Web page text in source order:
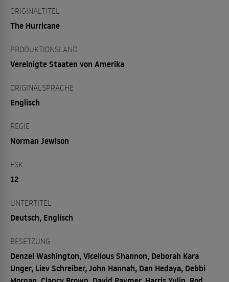
ORIGINALTITEL
The Hurricane
PRODUKTIONSLAND
Vereinigte Staaten von Amerika
ORIGINALSPRACHE
Englisch
REGIE
Norman Jewison
FSK
12
UNTERTITEL
Deutsch, Englisch
BESETZUNG
Denzel Washington, Vicellous Shannon, Deborah Kara
Unger, Liev Schreiber, John Hannah, Dan Hedaya, Debbi